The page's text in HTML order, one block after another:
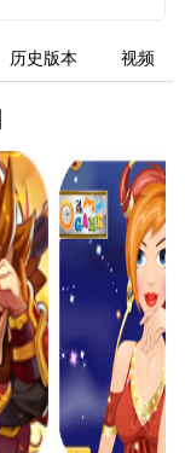
历史版本 视频